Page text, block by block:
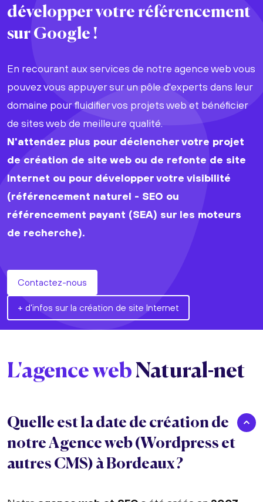
développer votre référencement
sur Google !
En recourant aux services de notre agence web vous
pouvez vous appuyer sur un pôle d'experts dans leur
domaine pour fluidifier vos projets web et bénéficier
de sites web de meilleure qualité.
N'attendez plus pour déclencher votre projet
de création de site web ou de refonte de site
Internet ou pour développer votre visibilité
(référencement naturel - SEO ou
référencement payant (SEA) sur les moteurs
de recherche).
Contactez-nous
+ d'infos sur la création de site Internet
L'agence webNatural-net
Quelle est la date de création de
notre Agence web (Wordpress et
autres CMS) à Bordeaux ?